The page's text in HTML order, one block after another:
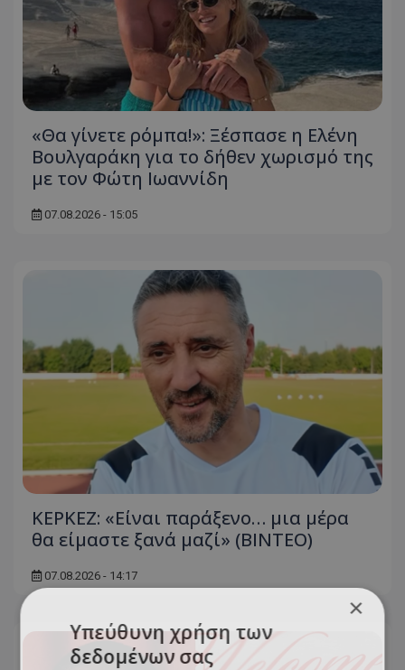
«Θα γίνετε ρόμπα!»: Ξέσπασε η Ελένη
Βουλγαράκη για το δήθεν χωρισμό της
με τον Φώτη Ιωαννίδη
07.08.2026 - 15:05
ΚΕΡΚΕΖ: «Είναι παράξενο… μια μέρα
θα είμαστε ξανά μαζί» (BINTEO)
07.08.2026 - 14:17
×
Υπεύθυνη χρήση των
δεδομένων σας